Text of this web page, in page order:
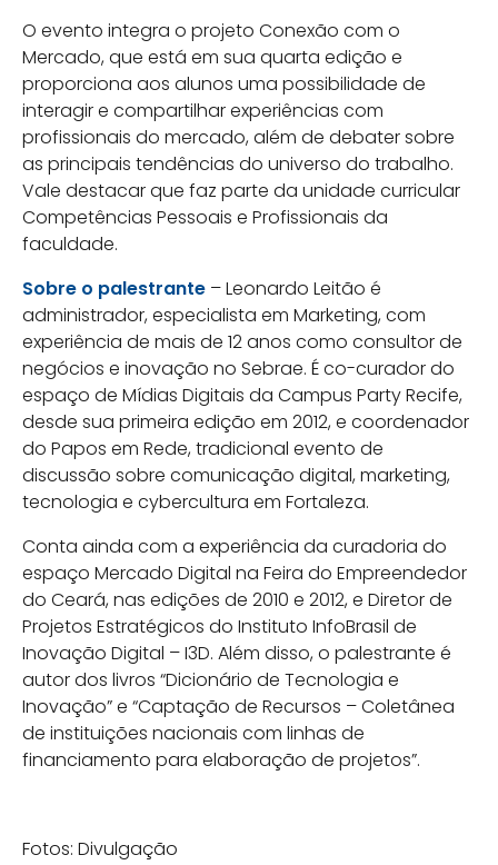
O evento integra o projeto Conexão com o
Mercado, que está em sua quarta edição e
proporciona aos alunos uma possibilidade de
interagir e compartilhar experiências com
profissionais do mercado, além de debater sobre
as principais tendências do universo do trabalho.
Vale destacar que faz parte da unidade curricular
Competências Pessoais e Profissionais da
faculdade.
Sobre o palestrante – Leonardo Leitão é
administrador, especialista em Marketing, com
experiência de mais de 12 anos como consultor de
negócios e inovação no Sebrae. É co-curador do
espaço de Mídias Digitais da Campus Party Recife,
desde sua primeira edição em 2012, e coordenador
do Papos em Rede, tradicional evento de
discussão sobre comunicação digital, marketing,
tecnologia e cybercultura em Fortaleza.
Conta ainda com a experiência da curadoria do
espaço Mercado Digital na Feira do Empreendedor
do Ceará, nas edições de 2010 e 2012, e Diretor de
Projetos Estratégicos do Instituto InfoBrasil de
Inovação Digital – I3D. Além disso, o palestrante é
autor dos livros “Dicionário de Tecnologia e
Inovação” e “Captação de Recursos – Coletânea
de instituições nacionais com linhas de
financiamento para elaboração de projetos”.
Fotos: Divulgação